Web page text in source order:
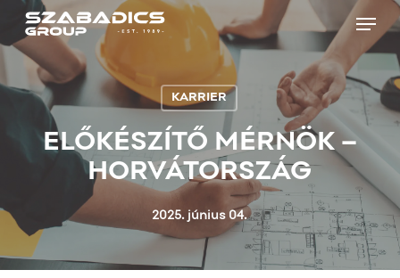
main
content
Menu
KARRIER
ELŐKÉSZÍTŐ MÉRNÖK –
HORVÁTORSZÁG
2025. június 04.
Close